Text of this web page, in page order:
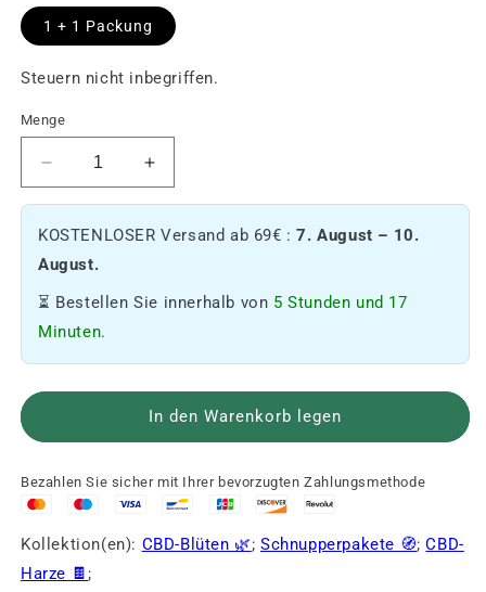
1 + 1 Packung
Steuern nicht inbegriffen.
Menge
Reduziere
die
an
Royal
🌿
🍫.
Erhöhe
die
an
🌿
KOSTENLOSER Versand ab 69€ :7. August – 10.
August.
⏳ Bestellen Sie innerhalb von 5 Stunden und 17
Minuten.
In den Warenkorb legen
Bezahlen Sie sicher mit Ihrer bevorzugten Zahlungsmethode
Kollektion(en): CBD-Blüten 🌿;Schnupperpakete 🧭;CBD-
Harze 🍫 ;